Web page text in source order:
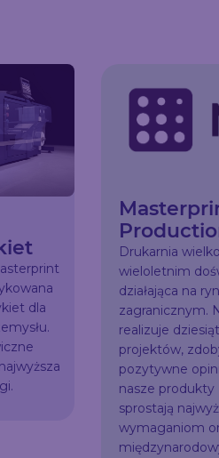
dla
Drukarnia
wieloletnim
działająca na
zagranicznym.
realizuje
projektów,
pozytywne
nasze
sprostają
wymaganiom